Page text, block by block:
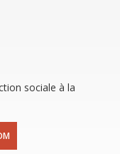
sociale à la